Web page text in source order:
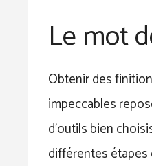
Le mot
Obtenir des
impeccables
d’outils bien
différentes étapes